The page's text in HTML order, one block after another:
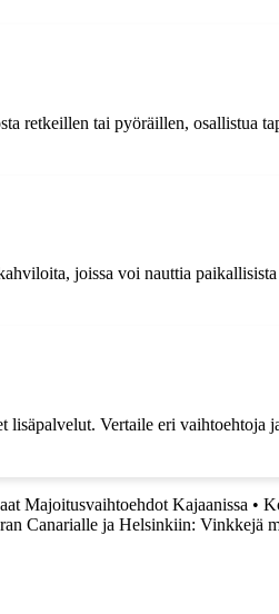
retkeillen tai pyöräillen, osallistua
joissa voi nauttia
lisäpalvelut. Vertaile eri vaihtoehtoja
Majoitusvaihtoehdot Kajaanissa •
Canarialle ja Helsinkiin: Vinkkejä